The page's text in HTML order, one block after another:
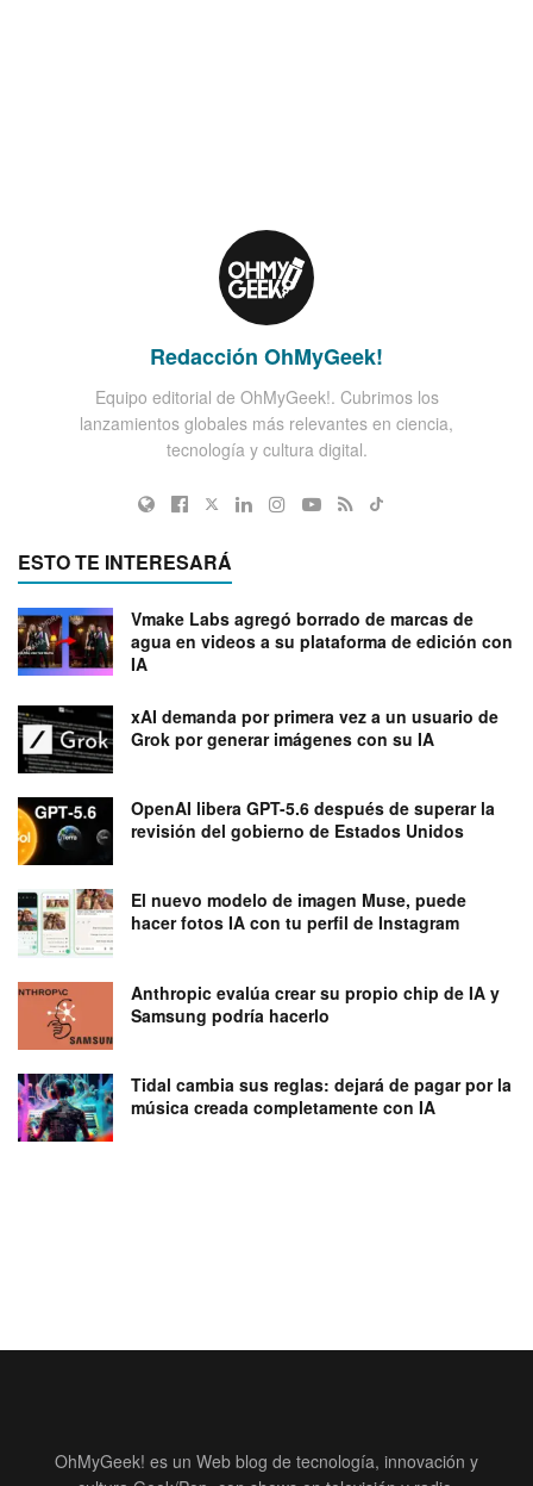
Redacción OhMyGeek!
Equipo editorial de OhMyGeek!. Cubrimos los
lanzamientos globales más relevantes en ciencia,
tecnología y cultura digital.
ESTO TE INTERESARÁ
Vmake Labs agregó borrado de marcas de
agua en videos a su plataforma de edición con
IA
xAI demanda por primera vez a un usuario de
Grok por generar imágenes con su IA
OpenAI libera GPT-5.6 después de superar la
revisión del gobierno de Estados Unidos
El nuevo modelo de imagen Muse, puede
hacer fotos IA con tu perfil de Instagram
Anthropic evalúa crear su propio chip de IA y
Samsung podría hacerlo
Tidal cambia sus reglas: dejará de pagar por la
música creada completamente con IA
OhMyGeek! es un Web blog de tecnología, innovación y